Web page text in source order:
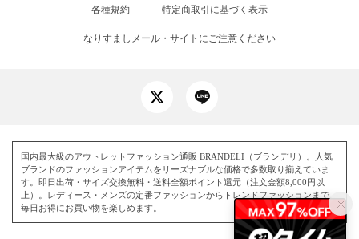
各種規約 特定商取引に基づく表示
なりすましメール・サイトにご注意ください
国内最大級のアウトレットファッション通販 BRANDELI（ブランデリ）。人気
ブランドのファッションアイテムをリーズナブルな価格で多数取り揃えていま
す。即日出荷・サイズ交換無料・送料全額ポイント還元（注文金額8,000円以
上）。レディース・メンズの定番ファッションからトレンドファッションまで、
毎日お得にお買い物を楽しめます。